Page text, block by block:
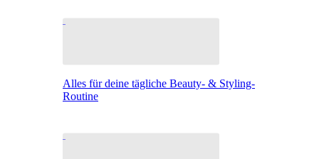
Alles für deine tägliche Beauty- & Styling-
Routine